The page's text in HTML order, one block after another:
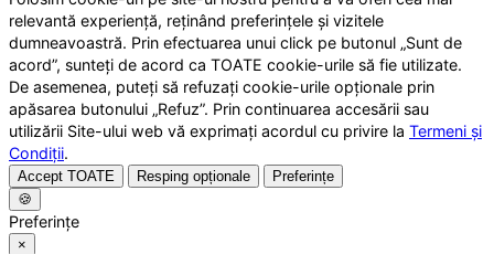
relevantă experiență, reținând preferințele și vizitele
dumneavoastră. Prin efectuarea unui click pe butonul „Sunt de
acord”, sunteți de acord ca TOATE cookie-urile să fie utilizate.
De asemenea, puteți să refuzați cookie-urile opționale prin
apăsarea butonului „Refuz”. Prin continuarea accesării sau
utilizării Site-ului web vă exprimați acordul cu privire la Termeni și
Condiții.
Accept TOATE Resping opționale
Preferințe
🍪
Preferințe
×